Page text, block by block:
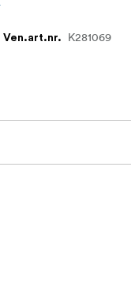
Ven.art.nr. K281069